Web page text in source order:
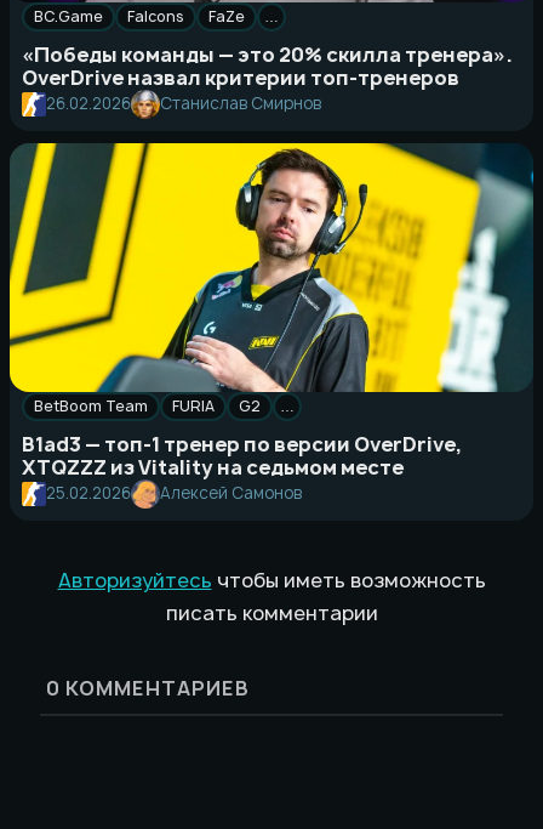
BC.Game Falcons FaZe …
«Победы команды — это 20% скилла тренера».
OverDrive назвал критерии топ-тренеров
26.02.2026 Станислав Смирнов
BetBoom Team FURIA G2 …
B1ad3 — топ-1 тренер по версии OverDrive,
XTQZZZ из Vitality на седьмом месте
25.02.2026 Алексей Самонов
Авторизуйтесь чтобы иметь возможность
писать комментарии
0 КОММЕНТАРИЕВ